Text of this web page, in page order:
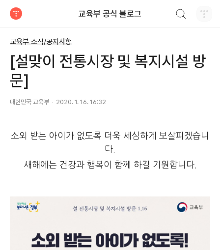
교육부 공식 블로그
교육부 소식/공지사항
[설맞이 전통시장 및 복지시설 방
문]
대한민국 교육부 2020. 1. 16. 16:32
소외 받는 아이가 없도록 더욱 세심하게 보살피겠습니
다.
새해에는 건강과 행복이 함께 하길 기원합니다.